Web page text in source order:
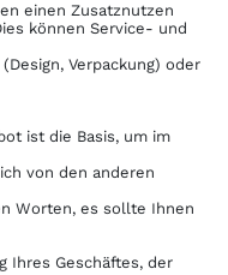
einen Zusatznutzen
können Service- und
Verpackung) oder
ist die Basis, um im
von den anderen
Worten, es sollte Ihnen
Ihres Geschäftes, der